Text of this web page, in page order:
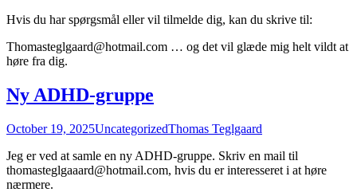
Hvis du har spørgsmål eller vil tilmelde dig, kan du skrive til:
Thomasteglgaard@hotmail.com … og det vil glæde mig helt vildt at
høre fra dig.
Ny ADHD-gruppe
October 19, 2025UncategorizedThomas Teglgaard
Jeg er ved at samle en ny ADHD-gruppe. Skriv en mail til
thomasteglgaaard@hotmail.com, hvis du er interesseret i at høre
nærmere.